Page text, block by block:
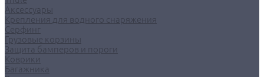
Аксессуары
Крепления для водного снаряжения
Серфинг
Грузовые корзины
Защита бамперов и пороги
Коврики
Багажника